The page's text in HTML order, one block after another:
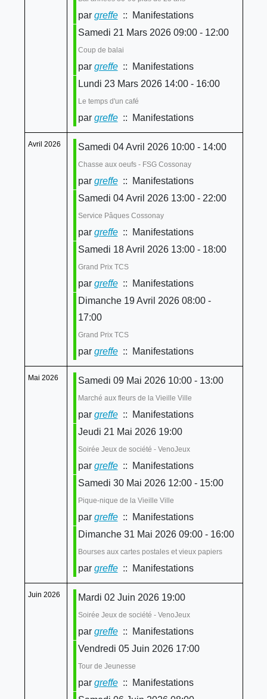
par greffe:: Manifestations
Samedi 21 Mars 2026 09:00 - 12:00
Coup de balai
par greffe:: Manifestations
Lundi 23 Mars 2026 14:00 - 16:00
Le temps d'un café
par greffe:: Manifestations
Avril 2026 Samedi 04 Avril 2026 10:00 - 14:00
Chasse aux oeufs - FSG Cossonay
par greffe:: Manifestations
Samedi 04 Avril 2026 13:00 - 22:00
Service Pâques Cossonay
par greffe:: Manifestations
Samedi 18 Avril 2026 13:00 - 18:00
Grand Prix TCS
par greffe:: Manifestations
Dimanche 19 Avril 2026 08:00 -
17:00
Grand Prix TCS
par greffe:: Manifestations
Mai 2026 Samedi 09 Mai 2026 10:00 - 13:00
Marché aux fleurs de la Vieille Ville
par greffe:: Manifestations
Jeudi 21 Mai 2026 19:00
Soirée Jeux de société - VenoJeux
par greffe:: Manifestations
Samedi 30 Mai 2026 12:00 - 15:00
Pique-nique de la Vieille Ville
par greffe:: Manifestations
Dimanche 31 Mai 2026 09:00 - 16:00
Bourses aux cartes postales et vieux papiers
par greffe:: Manifestations
Juin 2026 Mardi 02 Juin 2026 19:00
Soirée Jeux de société - VenoJeux
par greffe:: Manifestations
Vendredi 05 Juin 2026 17:00
Tour de Jeunesse
par greffe:: Manifestations